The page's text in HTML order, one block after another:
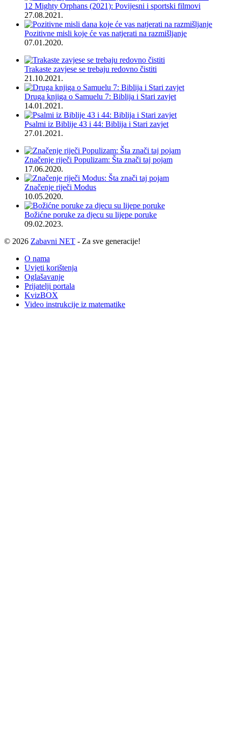
12 Mighty Orphans (2021): Povijesni i sportski filmovi
27.08.2021.
Pozitivne misli koje će vas natjerati na razmišljanje
07.01.2020.
Trakaste zavjese se trebaju redovno čistiti
21.10.2021.
Druga knjiga o Samuelu 7: Biblija i Stari zavjet
14.01.2021.
Psalmi iz Biblije 43 i 44: Biblija i Stari zavjet
27.01.2021.
Značenje riječi Populizam: Šta znači taj pojam
17.06.2020.
Značenje riječi Modus
10.05.2020.
Božićne poruke za djecu su lijepe poruke
09.02.2023.
© 2026 Zabavni NET - Za sve generacije!
O nama
Uvjeti korištenja
Oglašavanje
Prijatelji portala
KvizBOX
Video instrukcije iz matematike